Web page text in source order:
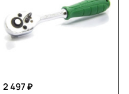
2 497 ₽